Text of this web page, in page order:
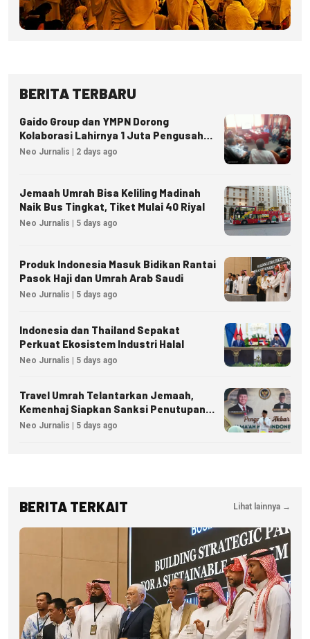
BERITA TERBARU
Gaido Group dan YMPN Dorong
Kolaborasi Lahirnya 1 Juta Pengusaha
Ekonomi Syariah
Neo Jurnalis | 2 days ago
Jemaah Umrah Bisa Keliling Madinah
Naik Bus Tingkat, Tiket Mulai 40 Riyal
Neo Jurnalis | 5 days ago
Produk Indonesia Masuk Bidikan Rantai
Pasok Haji dan Umrah Arab Saudi
Neo Jurnalis | 5 days ago
Indonesia dan Thailand Sepakat
Perkuat Ekosistem Industri Halal
Neo Jurnalis | 5 days ago
Travel Umrah Telantarkan Jemaah,
Kemenhaj Siapkan Sanksi Penutupan
Izin hingga Pidana
Neo Jurnalis | 5 days ago
BERITA TERKAIT Lihat lainnya →